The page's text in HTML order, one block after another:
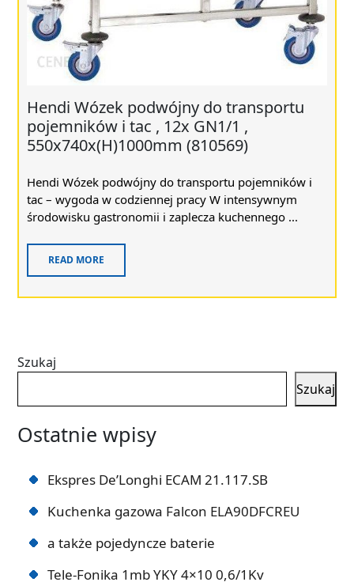
Hendi Wózek podwójny do transportu
pojemników i tac , 12x GN1/1 ,
550x740x(H)1000mm (810569)
Hendi Wózek podwójny do transportu pojemników i
tac – wygoda w codziennej pracy W intensywnym
środowisku gastronomii i zaplecza kuchennego ...
READ MORE
Szukaj
Szukaj
Ostatnie wpisy
Ekspres De’Longhi ECAM 21.117.SB
Kuchenka gazowa Falcon ELA90DFCREU
a także pojedyncze baterie
Tele-Fonika 1mb YKY 4×10 0,6/1Kv